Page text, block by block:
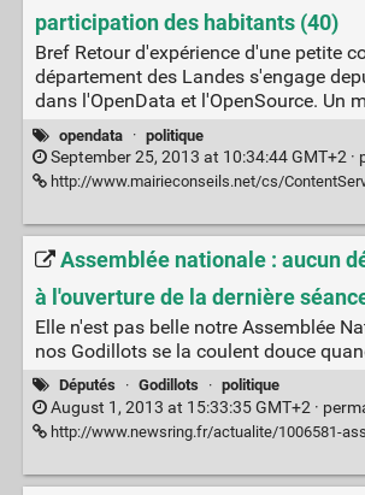
participation des habitants (40)
Bref Retour d'expérience d'une petite
département des Landes s'engage
dans l'OpenData et l'OpenSource. Un
opendata · politique
September 25, 2013 at 10:34:44 GMT+2 ·
http://www.mairieconseils.net/cs/ContentServer?pagename=Mairie-
Assemblée nationale : aucun
à l'ouverture de la dernière
Elle n'est pas belle notre Assemblée
nos Godillots se la coulent douce
Députés · Godillots · politique
August 1, 2013 at 15:33:35 GMT+2 ·
http://www.newsring.fr/actualite/1006581-assemblee-nationale-aucun-depute-